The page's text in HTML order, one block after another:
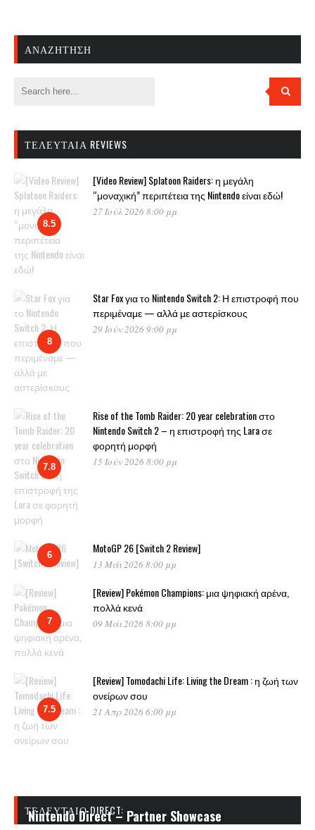
ΑΝΑΖΉΤΗΣΗ
ΤΕΛΕΥΤΑΊΑ REVIEWS
8.5
[Video Review] Splatoon Raiders: η μεγάλη
“μοναχική” περιπέτεια της Nintendo είναι εδώ!
27 Ιούλ 2026 8:00 μμ
8
Star Fox για το Nintendo Switch 2: Η επιστροφή που
περιμέναμε — αλλά με αστερίσκους
29 Ιούν 2026 9:00 μμ
7.8
Rise of the Tomb Raider: 20 year celebration στο
Nintendo Switch 2 – η επιστροφή της Lara σε
φορητή μορφή
15 Ιούν 2026 8:00 μμ
6 MotoGP 26 [Switch 2 Review]
13 Μάι 2026 8:00 μμ
7
[Review] Pokémon Champions: μια ψηφιακή αρένα,
πολλά κενά
09 Μάι 2026 8:00 μμ
7.5
[Review] Tomodachi Life: Living the Dream : η ζωή των
ονείρων σου
21 Απρ 2026 6:00 μμ
ΤΕΛΕΥΤΑΊΟ DIRECT:
Nintendo Direct – Partner Showcase